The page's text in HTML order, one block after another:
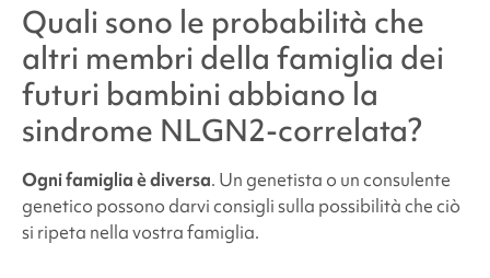
Quali sono le probabilità che
altri membri della famiglia dei
futuri bambini abbiano la
sindrome NLGN2-correlata?
Ogni famiglia è diversa. Un genetista o un consulente
genetico possono darvi consigli sulla possibilità che ciò
si ripeta nella vostra famiglia.